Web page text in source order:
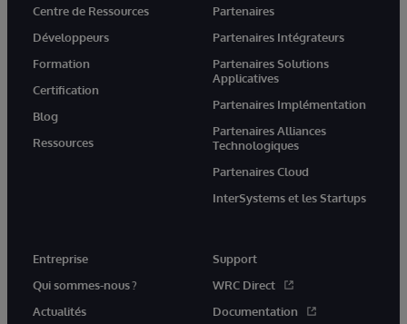
Centre de Ressources
Développeurs
Formation
Certification
Blog
Ressources
Partenaires
Partenaires Intégrateurs
Partenaires Solutions
Applicatives
Partenaires Implémentation
Partenaires Alliances
Technologiques
Partenaires Cloud
InterSystems et les Startups
Entreprise
Qui sommes-nous ?
Actualités
Support
WRC Direct
Documentation